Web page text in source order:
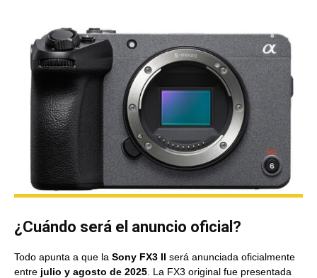
¿Cuándo será el anuncio oficial?
Todo apunta a que la Sony FX3 II será anunciada oficialmente
entre julio y agosto de 2025 . La FX3 original fue presentada